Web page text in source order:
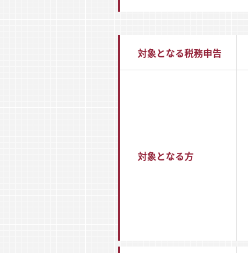
対象となる税務申告
対象となる方